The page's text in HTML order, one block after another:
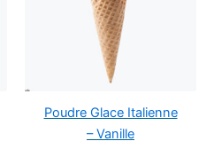
Poudre Glace Italienne
– Vanille